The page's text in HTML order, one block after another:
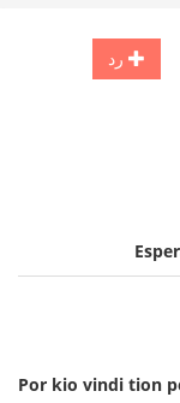
رد
Por kio vindi tion